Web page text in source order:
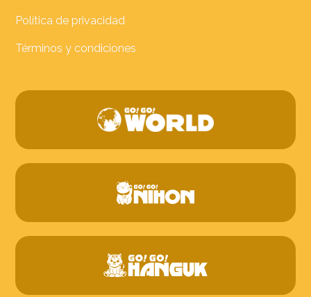
Política de privacidad
Términos y condiciones